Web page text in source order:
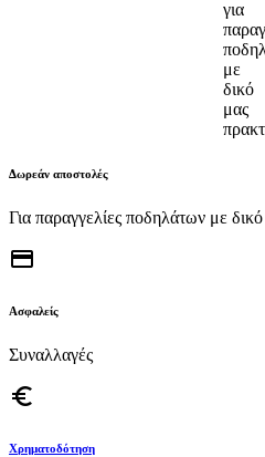
Δωρεάν αποστολές
Για παραγγελίες ποδηλάτων με
credit_card
Ασφαλείς
Συναλλαγές
euro_symbol
Χρηματοδότηση